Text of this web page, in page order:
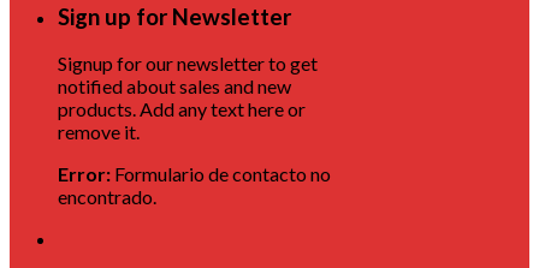
Sign up for Newsletter
Signup for our newsletter to get
notified about sales and new
products. Add any text here or
remove it.
Error: Formulario de contacto no
encontrado.